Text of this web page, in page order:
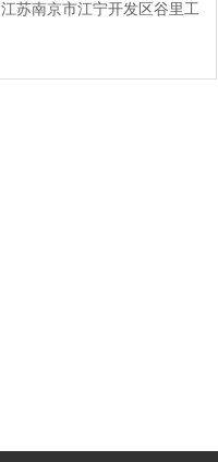
江苏南京市江宁开发区谷里工